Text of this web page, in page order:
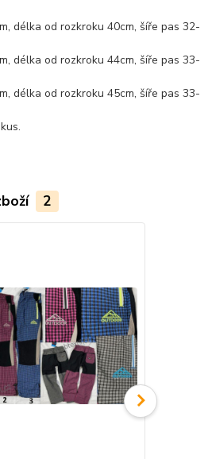
délka od rozkroku 40cm, šíře pas 32-
délka od rozkroku 44cm, šíře pas 33-
délka od rozkroku 45cm, šíře pas 33-
2